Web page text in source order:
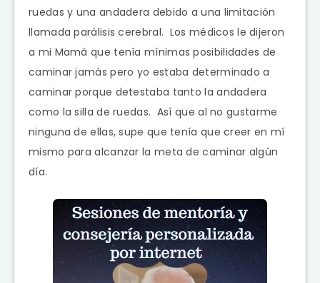
ruedas y una andadera debido a una limitación
llamada parálisis cerebral. Los médicos le dijeron
a mi Mamá que tenía mínimas posibilidades de
caminar jamás pero yo estaba determinado a
caminar porque detestaba tanto la andadera
como la silla de ruedas. Así que al no gustarme
ninguna de ellas, supe que tenía que creer en mí
mismo para alcanzar la meta de caminar algún
día.